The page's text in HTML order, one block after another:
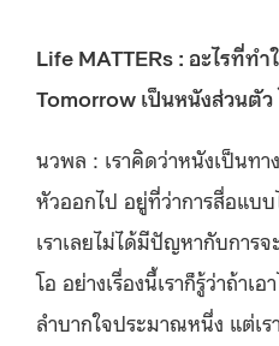
Life MATTERs : อะไรที่ท
Tomorrow เป็นหนังส่วนตั
นวพล : เราคิดว่าหนังเป็นทา
หัวออกไป อยู่ที่ว่าการสื่อแบ
เราเลยไม่ได้มีปัญหากับการ
โอ อย่างเรื่องนี้เราก็รู้ว่าถ้าเ
ลำบากใจประมาณหนึ่ง แต่เ